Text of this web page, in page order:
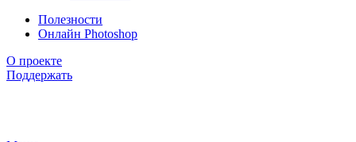
Полезности
Онлайн Photoshop
О проекте
Поддержать